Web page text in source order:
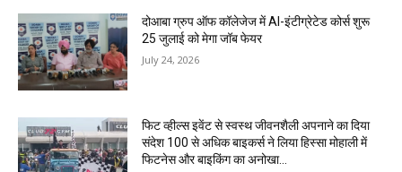
दोआबा ग्रुप ऑफ कॉलेजेज में AI-इंटीग्रेटेड कोर्स शुरू
25 जुलाई को मेगा जॉब फेयर
July 24, 2026
फिट व्हील्स इवेंट से स्वस्थ जीवनशैली अपनाने का दिया
संदेश 100 से अधिक बाइकर्स ने लिया हिस्सा मोहाली में
फिटनेस और बाइकिंग का अनोखा...